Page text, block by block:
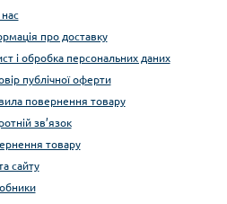
про доставку
і обробка персональних даних
публічної оферти
повернення товару
зв’язок
товару
сайту